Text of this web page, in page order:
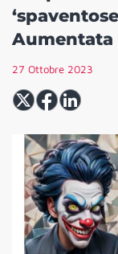
Aumentata
27 Ottobre 2023